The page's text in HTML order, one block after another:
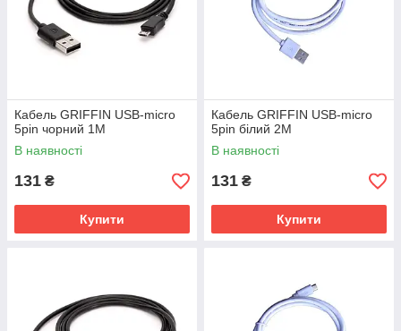
Кабель GRIFFIN USB-micro
5pin чорний 1M
В наявності
131 ₴
Купити
Кабель GRIFFIN USB-micro
5pin білий 2M
В наявності
131 ₴
Купити